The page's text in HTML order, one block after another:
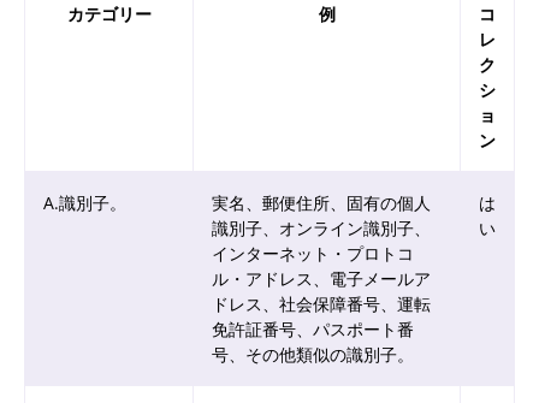
カテゴリー 例
コ
レ
ク
シ
ョ
ン
A.識別子。
実名、郵便住所、固有の個人
識別子、オンライン識別子、
インターネット・プロトコ
ル・アドレス、電子メールア
ドレス、社会保障番号、運転
免許証番号、パスポート番
号、その他類似の識別子。
は
い